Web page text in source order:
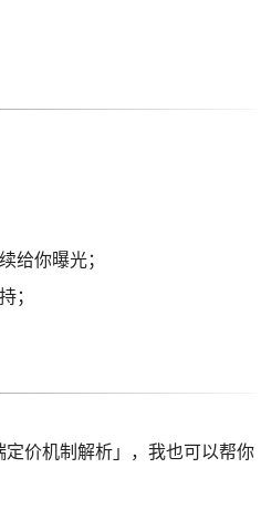
给你曝光；
；
价机制解析」，我也可以帮你